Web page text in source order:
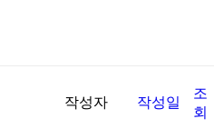
작성자 작성일
조
회